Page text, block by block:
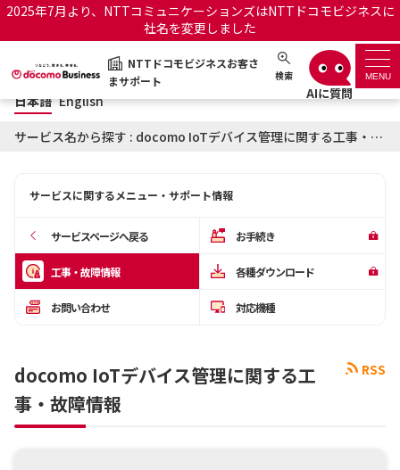
2025年7月より、NTTコミュニケーションズはNTTドコモビジネスに
社名を変更しました
NTTドコモビジネスお客さ
まサポート
検索 MENU
NTTドコモビジネスお客さまサポート 日本語 English
サポートトップ
お知らせ サポートサイトの使い方
OCNのお客さまはこちら
工事・故障情報通知サー
オフィシャルサイト
日本語 English
サービス名から探す : docomo IoTデバイス管理に関する工事・故障情報
サービスに関するメニュー・サポート情報
サービスページへ戻る お手続き
工事・故障情報 各種ダウンロード
お問い合わせ 対応機種
RSS
docomo IoTデバイス管理に関する工
事・故障情報